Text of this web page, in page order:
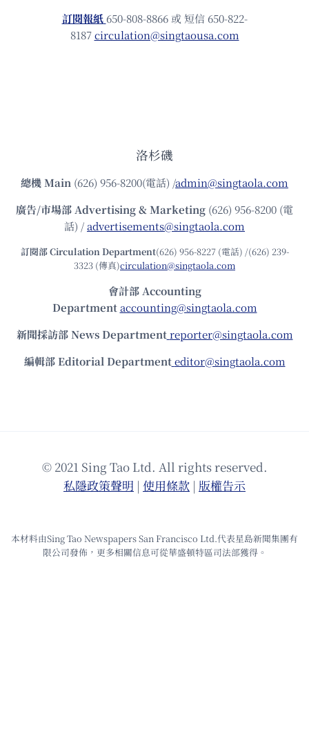
訂閱報紙 650-808-8866 或 短信 650-822-
8187circulation@singtaousa.com
洛杉磯
總機Main (626) 956-8200(電話) /admin@singtaola.com
廣告/市場部Advertising & Marketing (626) 956-8200 (電
話) /advertisements@singtaola.com
訂閱部 Circulation Department(626) 956-8227 (電話) /(626) 239-
3323 (傳真)circulation@singtaola.com
會計部 Accounting
Department accounting@singtaola.com
新聞採訪部 News Department reporter@singtaola.com
編輯部 Editorial Department editor@singtaola.com
© 2021 Sing Tao Ltd. All rights reserved.
私隱政策聲明 | 使⽤條款 | 版權告⽰
本材料由Sing Tao Newspapers San Francisco Ltd.代表星島新聞集團有
限公司發佈，更多相關信息可從華盛頓特區司法部獲得。